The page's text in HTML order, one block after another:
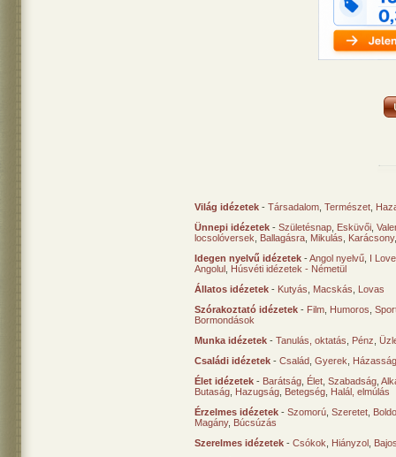
Világ idézetek - Társadalom Természet
Ünnepi idézetek - Születésnap Esküvői
locsolóversek
Ballagásra Mikulás Karácsony
Idegen nyelvű idézetek -Angol nyelvű I
Angolul Húsvéti idézetek - Németül
Állatos idézetek - Kutyás Macskás
Lovas
Szórakoztató idézetek - Film Humoros
Bormondások
Munka idézetek - Tanulás, oktatás Pénz
Családi idézetek - Család Gyerek
Élet idézetek - Barátság Élet Szabadság
Butaság Hazugság Betegség Halál, elmúlás
Érzelmes idézetek - Szomorú Szeretet
Magány, Búcsúzás
Szerelmes idézetek - Csókok Hiányzol